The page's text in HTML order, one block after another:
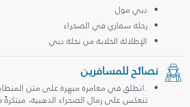
دبي مول
رحلة سفاري في الصحراء
الإطلالة الخلابة من نخلة دبي
نصائح للمسافرين
.انطلق في مغامرة مبهرة على متن
تنعكس على رمال الصحراء الذهبية،